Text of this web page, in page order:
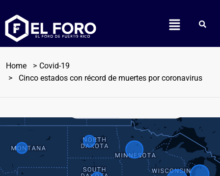
Home
Covid-19
Cinco estados con récord de muertes por coronavirus